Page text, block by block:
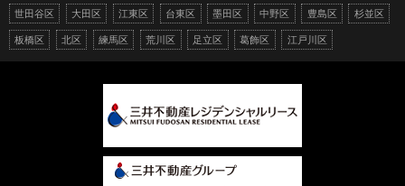
世田谷区 大田区 江東区 台東区 墨田区 中野区 豊島区 杉並区
板橋区 北区 練馬区 荒川区 足立区 葛飾区 江戸川区